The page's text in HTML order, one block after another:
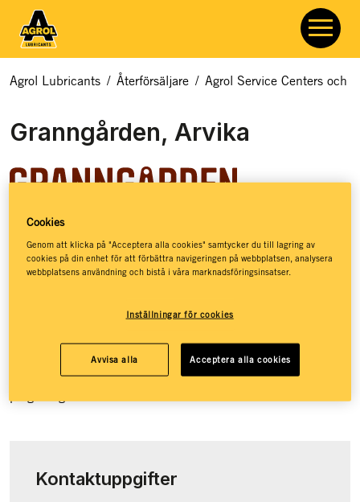
Agrol Lubricants / Återförsäljare / Agrol Service Centers och
Granngården, Arvika
Granngården hjälper dig med allt som rör odling, djur och
natur. Hos Granngården hittar du ett basutbud av
smörjmedel, kloka råd och massor av inspiration – så att du
jordnära liv. Granngården har stöttat drömmar sedan 1880,
småländska landsbygden. Idag, mer än 140 år senare, har
Granngården över 100 butiker runt om i landet och e-handel
Kontaktuppgifter
Cookies
Genom att klicka på "Acceptera alla cookies" samtycker du till lagring av
cookies på din enhet för att förbättra navigeringen på webbplatsen, analysera
webbplatsens användning och bistå i våra marknadsföringsinsatser.
Inställningar för cookies
Avvisa alla Acceptera alla cookies